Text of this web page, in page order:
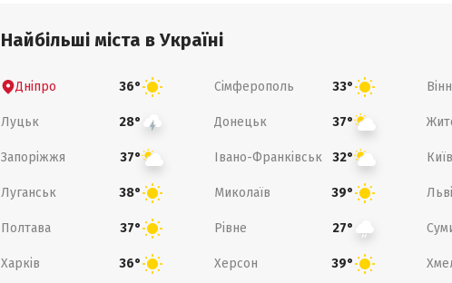
Найбільші міста в Україні
Дніпро 36° Сімферополь 33°
Луцьк 28° Донецьк 37°
Запоріжжя 37° Івано-Франківськ 32° Київ
Луганськ 38° Миколаїв 39°
Полтава 37° Рівне 27°
Харків 36° Херсон 39°